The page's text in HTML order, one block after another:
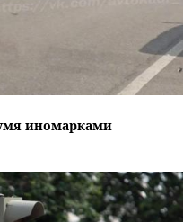
иномарками